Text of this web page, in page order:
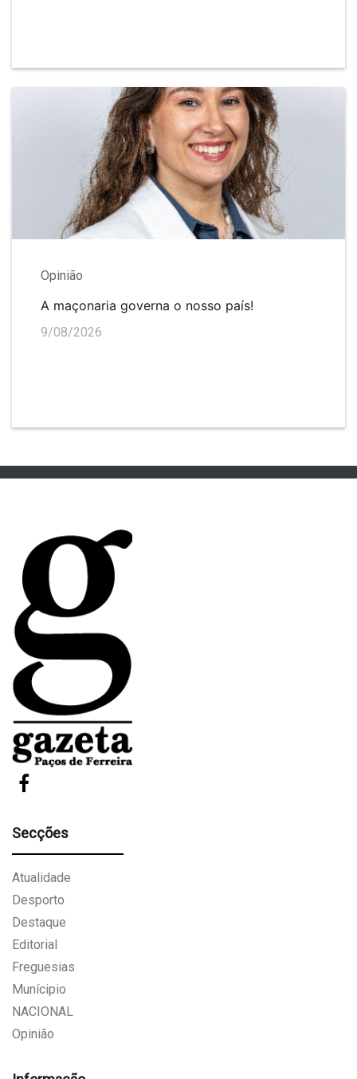
Opinião
A maçonaria governa o nosso país!
9/08/2026
Secções
Atualidade
Desporto
Destaque
Editorial
Freguesias
Munícipio
NACIONAL
Opinião